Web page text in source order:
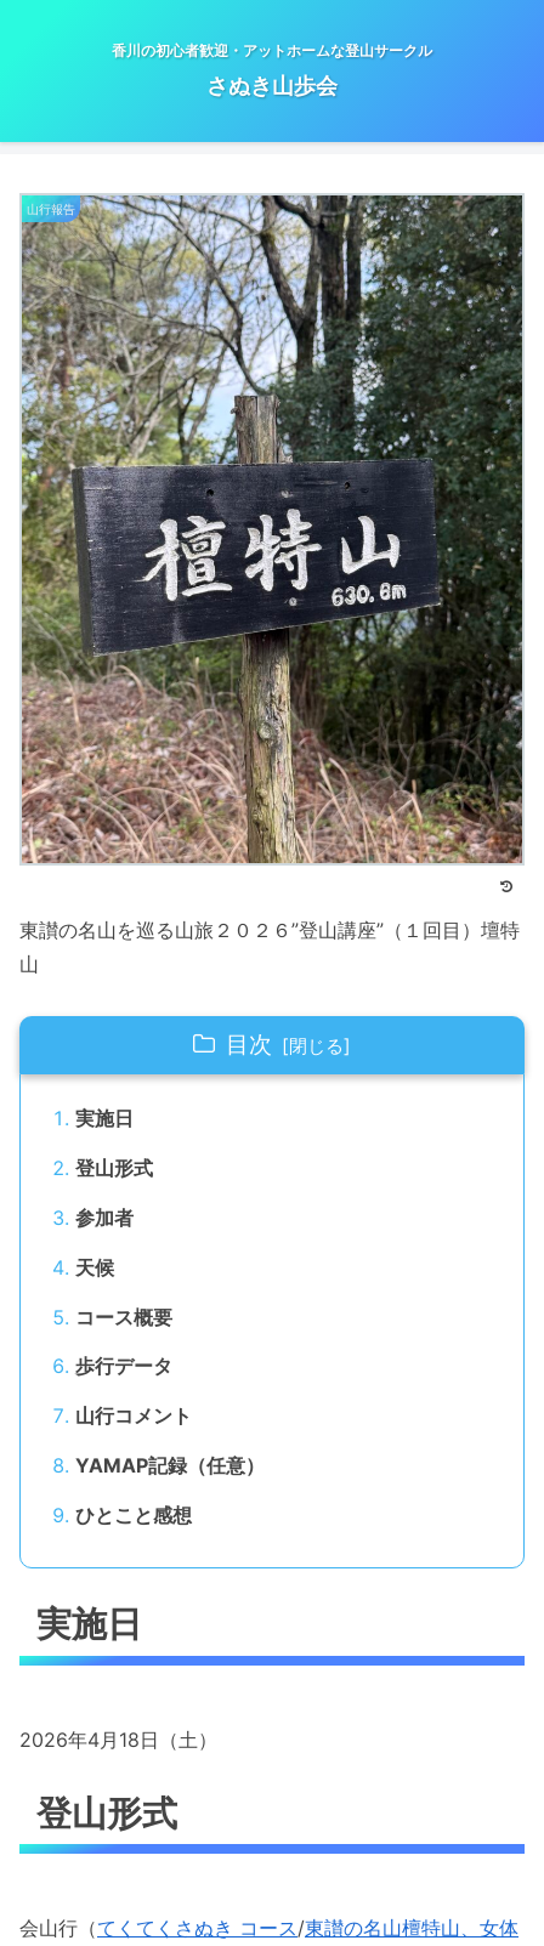
香川の初心者歓迎・アットホームな登山サークル
さぬき山歩会
山行報告
東讃の名山を巡る山旅２０２６”登山講座”（１回目）壇特
山
目次
実施日
登山形式
参加者
天候
コース概要
歩行データ
山行コメント
YAMAP記録（任意）
ひとこと感想
実施日
2026年4月18日（土）
登山形式
会山行（てくてくさぬき コース/東讃の名山檀特山、女体